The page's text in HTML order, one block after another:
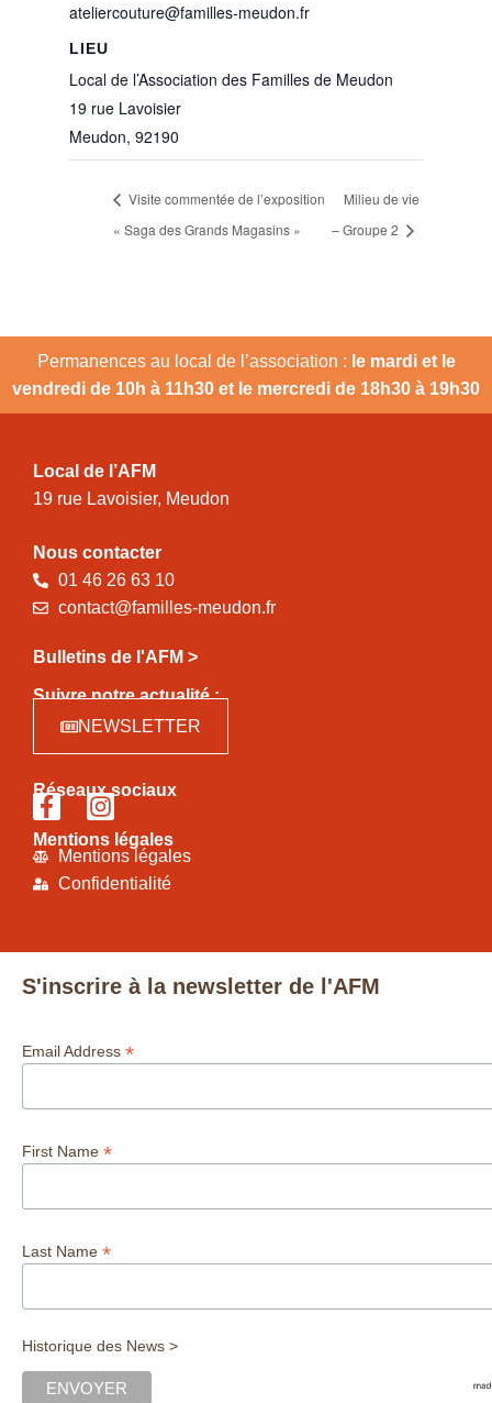
LIEU
Local de l’Association des Familles de Meudon
19 rue Lavoisier
Meudon, 92190
ateliercouture@familles-meudon.fr
Visite commentée de l’exposition
« Saga des Grands Magasins »
Milieu de vie
– Groupe 2
Permanences au local de l’association : le mardi et le
vendredi de 10h à 11h30 et le mercredi de 18h30 à 19h30
Local de l’AFM
19 rue Lavoisier, Meudon
Nous contacter
01 46 26 63 10
contact@familles-meudon.fr
Bulletins de l'AFM >
Suivre notre actualité :
NEWSLETTER
Réseaux sociaux
Mentions légales
Mentions légales
Confidentialité
S'inscrire à la newsletter de l'AFM
Email Address *
First Name *
Last Name *
Historique des News >